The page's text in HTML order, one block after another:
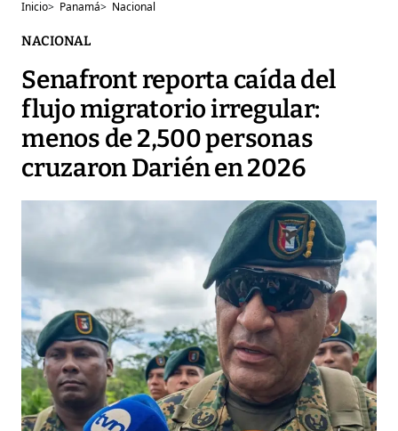
Inicio> Panamá> Nacional
NACIONAL
Senafront reporta caída del
flujo migratorio irregular:
menos de 2,500 personas
cruzaron Darién en 2026